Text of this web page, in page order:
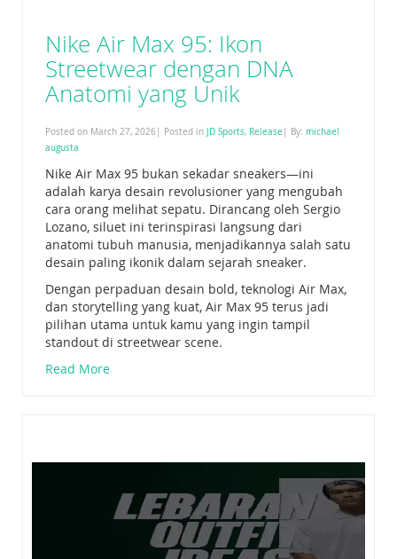
Nike Air Max 95: Ikon
Streetwear dengan DNA
Anatomi yang Unik
Posted on March 27, 2026| Posted in JD Sports, Release | By: michael
augusta
Nike Air Max 95 bukan sekadar sneakers—ini
adalah karya desain revolusioner yang mengubah
cara orang melihat sepatu. Dirancang oleh Sergio
Lozano, siluet ini terinspirasi langsung dari
anatomi tubuh manusia, menjadikannya salah satu
desain paling ikonik dalam sejarah sneaker.
Dengan perpaduan desain bold, teknologi Air Max,
dan storytelling yang kuat, Air Max 95 terus jadi
pilihan utama untuk kamu yang ingin tampil
standout di streetwear scene.
Read More